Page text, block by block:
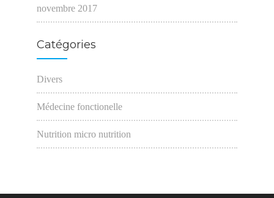
novembre 2017
Catégories
Divers
Médecine fonctionelle
Nutrition micro nutrition